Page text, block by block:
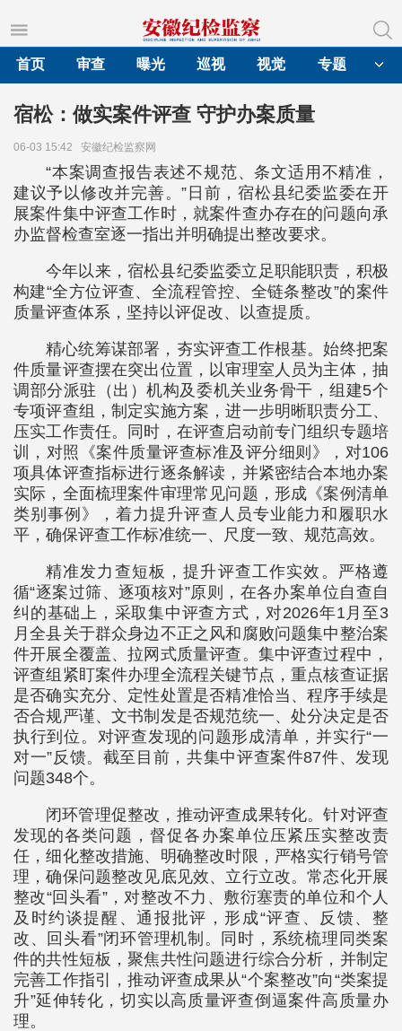
首页
审查 曝光 巡视 视觉 专题
宿松：做实案件评查 守护办案质量
06-03 15:42 安徽纪检监察网
“本案调查报告表述不规范、条文适用不精准，
建议予以修改并完善。”日前，宿松县纪委监委在开
展案件集中评查工作时，就案件查办存在的问题向承
办监督检查室逐一指出并明确提出整改要求。
今年以来，宿松县纪委监委立足职能职责，积极
构建“全方位评查、全流程管控、全链条整改”的案件
质量评查体系，坚持以评促改、以查提质。
精心统筹谋部署，夯实评查工作根基。始终把案
件质量评查摆在突出位置，以审理室人员为主体，抽
调部分派驻（出）机构及委机关业务骨干，组建5个
专项评查组，制定实施方案，进一步明晰职责分工、
压实工作责任。同时，在评查启动前专门组织专题培
训，对照《案件质量评查标准及评分细则》，对106
项具体评查指标进行逐条解读，并紧密结合本地办案
实际，全面梳理案件审理常见问题，形成《案例清单
类别事例》，着力提升评查人员专业能力和履职水
平，确保评查工作标准统一、尺度一致、规范高效。
精准发力查短板，提升评查工作实效。严格遵
循“逐案过筛、逐项核对”原则，在各办案单位自查自
纠的基础上，采取集中评查方式，对2026年1月至3
月全县关于群众身边不正之风和腐败问题集中整治案
件开展全覆盖、拉网式质量评查。集中评查过程中，
评查组紧盯案件办理全流程关键节点，重点核查证据
是否确实充分、定性处置是否精准恰当、程序手续是
否合规严谨、文书制发是否规范统一、处分决定是否
执行到位。对评查发现的问题形成清单，并实行“一
对一”反馈。截至目前，共集中评查案件87件、发现
问题348个。
闭环管理促整改，推动评查成果转化。针对评查
发现的各类问题，督促各办案单位压紧压实整改责
任，细化整改措施、明确整改时限，严格实行销号管
理，确保问题整改见底见效、立行立改。常态化开展
整改“回头看”，对整改不力、敷衍塞责的单位和个人
及时约谈提醒、通报批评，形成“评查、反馈、整
改、回头看”闭环管理机制。同时，系统梳理同类案
件的共性短板，聚焦共性问题进行综合分析，并制定
完善工作指引，推动评查成果从“个案整改”向“类案提
升”延伸转化，切实以高质量评查倒逼案件高质量办
理。